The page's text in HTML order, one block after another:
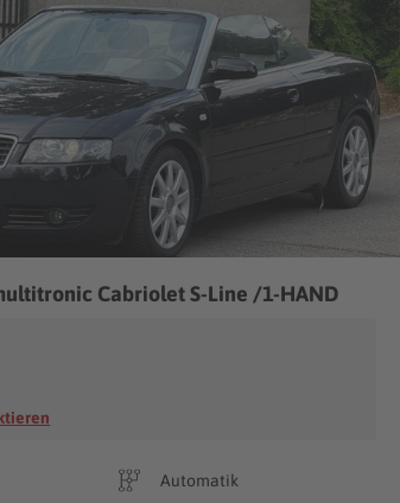
Cabriolet S-Line /1-HAND
Automatik